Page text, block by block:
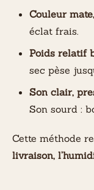
Couleur
éclat frais.
Poids relatif
sec pèse
Son clair,
Son sourd :
Cette méthode
livraison,